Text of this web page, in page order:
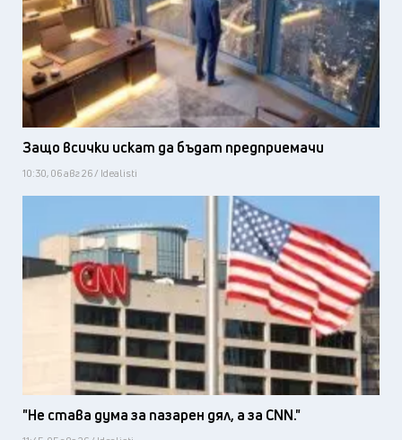
Защо всички искат да бъдат предприемачи
10:30, 06 авг 26 / Idealisti
"Не става дума за пазарен дял, а за CNN."